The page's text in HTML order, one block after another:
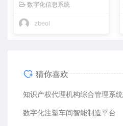
数字化信息系统
zbeol
猜你喜欢
知识产权代理机构综合管理系统
数字化注塑车间智能制造平台